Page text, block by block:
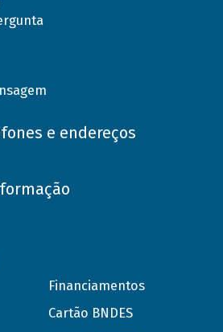
e endereços
Financiamentos
Cartão BNDES